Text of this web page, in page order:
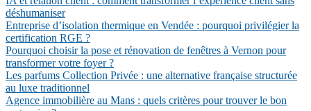
déshumaniser
Entreprise d’isolation thermique en Vendée : pourquoi privilégier la
certification RGE ?
Pourquoi choisir la pose et rénovation de fenêtres à Vernon pour
transformer votre foyer ?
Les parfums Collection Privée : une alternative française structurée
au luxe traditionnel
Agence immobilière au Mans : quels critères pour trouver le bon